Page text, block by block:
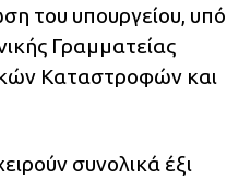
του υπουργείου, υπό
Γραμματείας
Καταστροφών και
συνολικά έξι